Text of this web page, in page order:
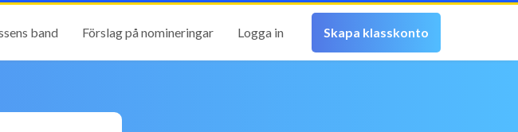
band Förslag på nomineringar Logga in Skapa klasskonto